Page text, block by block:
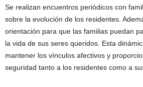
Se realizan encuentros periódicos con
sobre la evolución de los residentes.
orientación para que las familias puedan
la vida de sus seres queridos. Esta
mantener los vínculos afectivos y
seguridad tanto a los residentes como a